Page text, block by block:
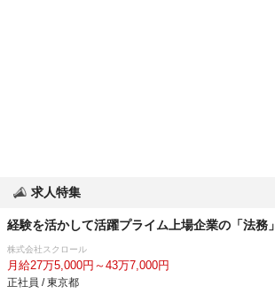
求人特集
経験を活かして活躍プライム上場企業の「法務」
株式会社スクロール
月給27万5,000円～43万7,000円
正社員 / 東京都